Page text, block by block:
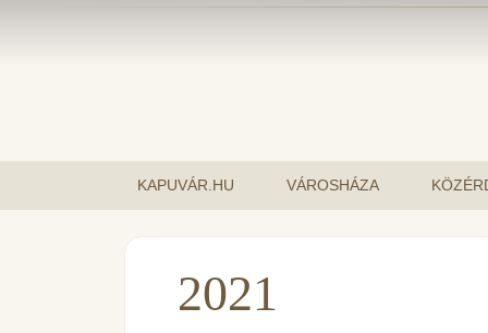
KAPUVÁR.HU VÁROSHÁZA
2021